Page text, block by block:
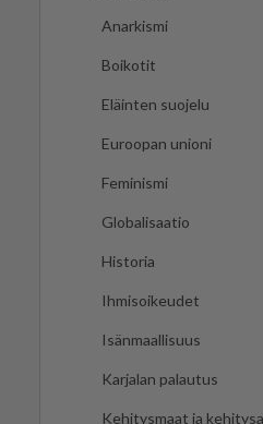
Anarkismi
Boikotit
Eläinten suojelu
Euroopan unioni
Feminismi
Globalisaatio
Historia
Ihmisoikeudet
Isänmaallisuus
Karjalan palautus
Kehitysmaat ja